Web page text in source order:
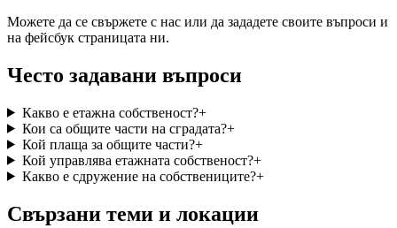
Можете да се свържете с нас или да зададете своите въпроси и
на фейсбук страницата ни.
Често задавани въпроси
Какво е етажна собственост?+
Кои са общите части на сградата?+
Кой плаща за общите части?+
Кой управлява етажната собственост?+
Какво е сдружение на собствениците?+
Свързани теми и локации